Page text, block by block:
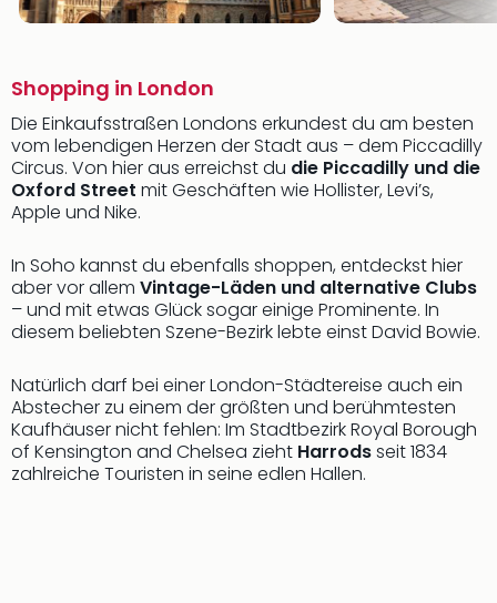
Shopping in London
Die Einkaufsstraßen Londons erkundest du am besten
vom lebendigen Herzen der Stadt aus – dem Piccadilly
Circus. Von hier aus erreichst du die Piccadilly und die
Oxford Street mit Geschäften wie Hollister, Levi’s,
Apple und Nike.
In Soho kannst du ebenfalls shoppen, entdeckst hier
aber vor allem Vintage-Läden und alternative Clubs
– und mit etwas Glück sogar einige Prominente. In
diesem beliebten Szene-Bezirk lebte einst David Bowie.
Natürlich darf bei einer London-Städtereise auch ein
Abstecher zu einem der größten und berühmtesten
Kaufhäuser nicht fehlen: Im Stadtbezirk Royal Borough
of Kensington and Chelsea zieht Harrodsseit 1834
zahlreiche Touristen in seine edlen Hallen.